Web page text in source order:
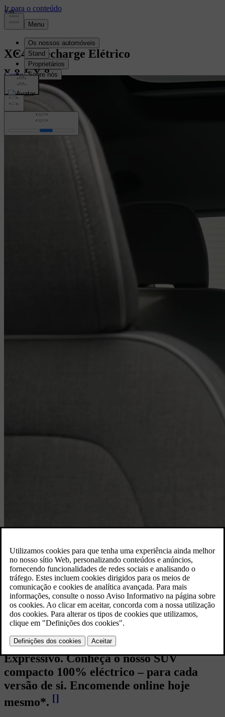
XC40 Recharge Elétrico
Comprar
Comprar
For every you. Inteligente. Versátil.
Expressivo. Conheça o nosso SUV
compacto 100% eléctrico – para cada
versão de si. Encomende online hoje
mesmo*. []
1/0